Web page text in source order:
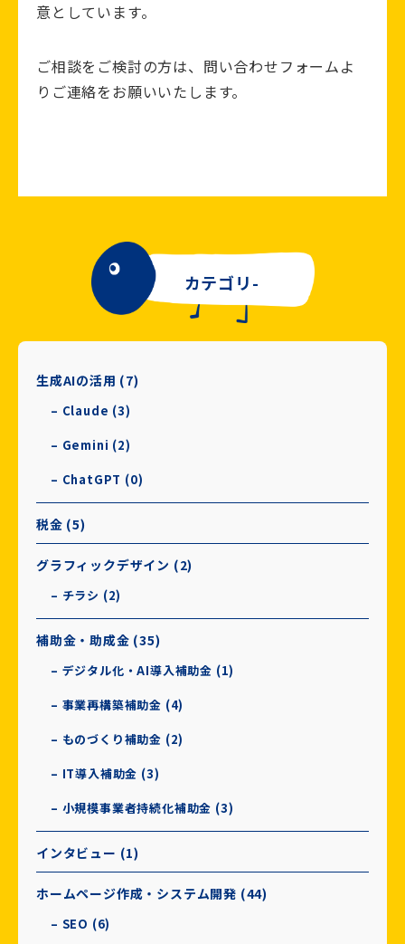
意としています。
ご相談をご検討の方は、問い合わせフォームよ
りご連絡をお願いいたします。
カテゴリ-
生成AIの活用 (7)
– Claude (3)
– Gemini (2)
– ChatGPT (0)
税金 (5)
グラフィックデザイン (2)
– チラシ (2)
補助金・助成金 (35)
– デジタル化・AI導入補助金 (1)
– 事業再構築補助金 (4)
– ものづくり補助金 (2)
– IT導入補助金 (3)
– 小規模事業者持続化補助金 (3)
インタビュー (1)
ホームページ作成・システム開発 (44)
– SEO (6)